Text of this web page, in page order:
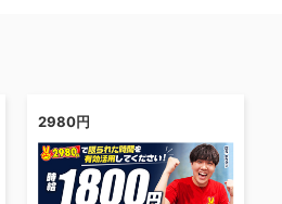
2980円